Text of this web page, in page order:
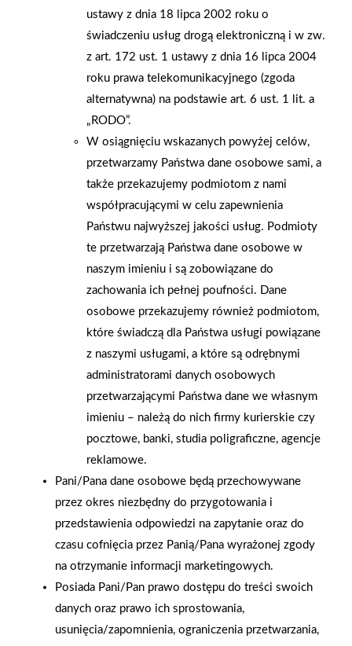
zakupów oraz konkurs z atrakcyjną nagrodą – rowerem – dla
osoby, która zrobiła najwyższe zakupy. Serdecznie gratulujemy
właścicielom oraz całemu zespołowi sklepu i życzymy wielu
zadowolonych klientów oraz sukcesów w dalszym rozwoju.
AKTUALNOŚCI
2026-01-15
Grupa PSB Handel S.A.
gra z WOŚP. Powstała
firmowa eSkarbonka na
rzecz gastroenterologii
dziecięcej
2026-01-12
Zacisze S.A. dołącza do
rok strategicznym
otwarciem po
rebrandingu
ustawy z dnia 18 lipca 2002 roku o
świadczeniu usług drogą elektroniczną i w zw.
z art. 172 ust. 1 ustawy z dnia 16 lipca 2004
roku prawa telekomunikacyjnego (zgoda
alternatywna) na podstawie art. 6 ust. 1 lit. a
„RODO”.
W osiągnięciu wskazanych powyżej celów,
przetwarzamy Państwa dane osobowe sami, a
także przekazujemy podmiotom z nami
współpracującymi w celu zapewnienia
Państwu najwyższej jakości usług. Podmioty
te przetwarzają Państwa dane osobowe w
naszym imieniu i są zobowiązane do
zachowania ich pełnej poufności. Dane
osobowe przekazujemy również podmiotom,
które świadczą dla Państwa usługi powiązane
z naszymi usługami, a które są odrębnymi
administratorami danych osobowych
przetwarzającymi Państwa dane we własnym
imieniu – należą do nich firmy kurierskie czy
pocztowe, banki, studia poligraficzne, agencje
reklamowe.
Pani/Pana dane osobowe będą przechowywane
przez okres niezbędny do przygotowania i
przedstawienia odpowiedzi na zapytanie oraz do
czasu cofnięcia przez Panią/Pana wyrażonej zgody
na otrzymanie informacji marketingowych.
Posiada Pani/Pan prawo dostępu do treści swoich
danych oraz prawo ich sprostowania,
usunięcia/zapomnienia, ograniczenia przetwarzania,